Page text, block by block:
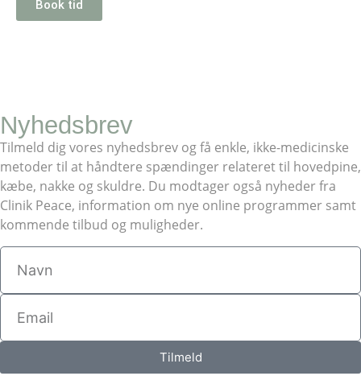
Book tid
Nyhedsbrev
Tilmeld dig vores nyhedsbrev og få enkle, ikke-medicinske
metoder til at håndtere spændinger relateret til hovedpine,
kæbe, nakke og skuldre. Du modtager også nyheder fra
Clinik Peace, information om nye online programmer samt
kommende tilbud og muligheder.
Tilmeld